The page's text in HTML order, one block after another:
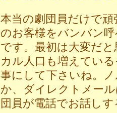
本当の劇団員だけで
のお客様をバンバン
です。最初は大変だ
カル人口も増えてい
事にして下さいね。
か、ダイレクトメー
団員が電話でお話し